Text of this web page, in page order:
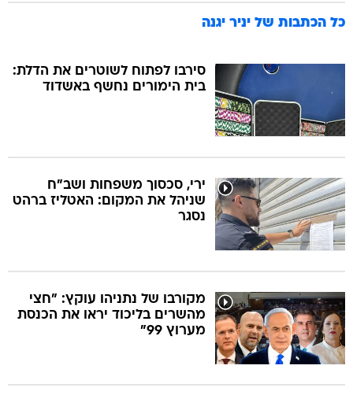
כל הכתבות של יניר יגנה
סירבו לפתוח לשוטרים את הדלת:
בית הימורים נחשף באשדוד
ירי, סכסוך משפחות ושב"ח
שניהל את המקום: האטליז ברהט
נסגר
מקורבו של נתניהו עוקץ: "חצי
מהשרים בליכוד יראו את הכנסת
מערוץ 99"